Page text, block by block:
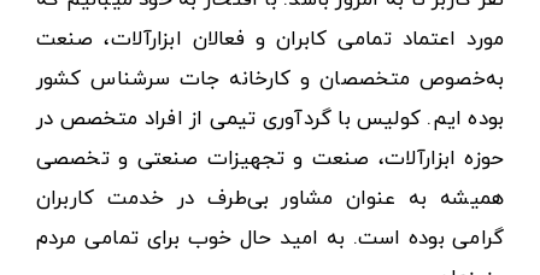
مورد اعتماد تمامی کابران و فعالان ابزارآلات، صنعت
به‌خصوص متخصصان و کارخانه جات سرشناس کشور
بوده ایم. کولیس با گردآوری تیمی از افراد متخصص در
حوزه ابزارآلات، صنعت و تجهیزات صنعتی و تخصصی
همیشه به عنوان مشاور بی‌طرف در خدمت کاربران
گرامی بوده است. به امید حال خوب برای تمامی مردم